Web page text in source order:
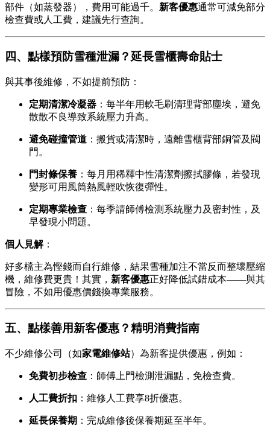
部件（如蒸發器），費用可能過千。 新客優惠通常可減免部分
檢查費或人工費，建議先行查詢。
四、點樣預防雪種泄漏？延長雪櫃壽命貼士
與其事後維修，不如提前預防：
定期清潔冷凝器 ：每半年用軟毛刷清理背部塵埃，避免
散散不良導致系統壓力升高。
避免碰撞管道 ：搬貨或清潔時，遠離雪櫃背部銅管及閥
門。
門封條保養 ：每月用稀釋中性清潔劑擦拭膠條，若發現
變形可用風筒熱風輕吹恢復彈性。
定期專業檢查 ：每季請師傅檢測系統壓力及密封性，及
早發現小問題。
個人見解：
好多檔主為慳錢而自行維修，結果雪種加注不當反而整壞壓縮
機，維修費更貴！其實， 新客優惠正好降低試錯成本——與其
冒險，不如用優惠價錢換專業服務。
五、點樣善用新客優惠？精明消費指南
不少維修公司（如家電維修站）為新客提供優惠，例如：
免費初步檢查 ：師傅上門檢測泄漏點，免檢查費。
人工費折扣 ：維修人工費享8折優惠。
延長保養期 ：完成維修後保養期延至半年。